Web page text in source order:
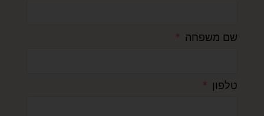
שם משפחה
טלפון